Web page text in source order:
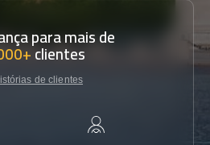
para mais de
clientes
de clientes